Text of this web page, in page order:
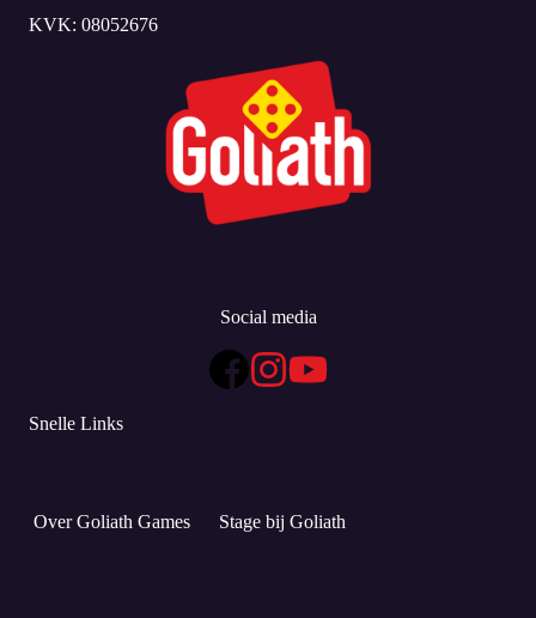
KVK: 08052676
Social media
Snelle Links
Over Goliath Games Stage bij Goliath